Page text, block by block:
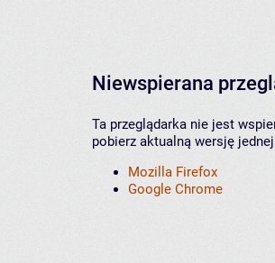
Niewspierana
Ta przeglądarka nie jest
pobierz aktualną wersję
Mozilla Firefox
Google Chrome